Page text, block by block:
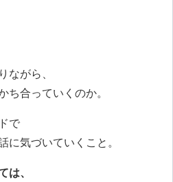
がら、
ち合っていくのか。
で
気づいていくこと。
、